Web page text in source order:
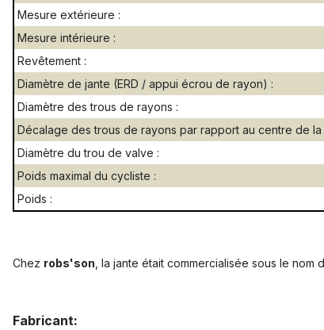
Mesure extérieure :
Mesure intérieure :
Revêtement :
Diamètre de jante (ERD / appui écrou de rayon) :
Diamètre des trous de rayons :
Décalage des trous de rayons par rapport au centre de la
Diamètre du trou de valve :
Poids maximal du cycliste :
Poids :
Chez robs'son, la jante était commercialisée sous le nom
Fabricant: